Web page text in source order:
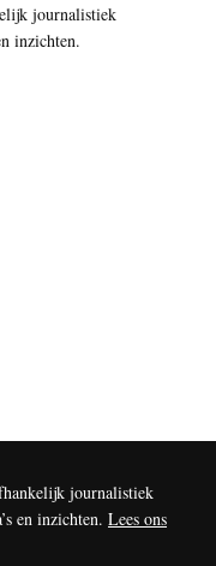
journalistiek
inzichten.
journalistiek
en inzichten. Lees ons